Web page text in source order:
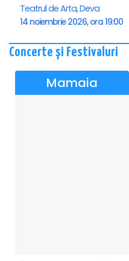
Teatrul de Arta, Deva
14 noiembrie 2026, ora 19:00
Concerte și Festivaluri
Mamaia